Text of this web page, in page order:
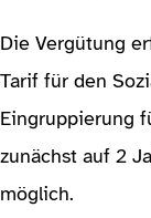
Die Vergütung
Tarif für den
Eingruppierung
zunächst auf 2
möglich.